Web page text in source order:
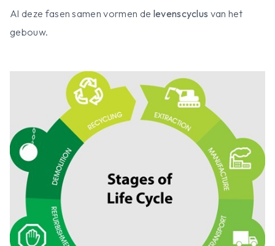
Al deze fasen samen vormen de levenscyclus van het
gebouw.